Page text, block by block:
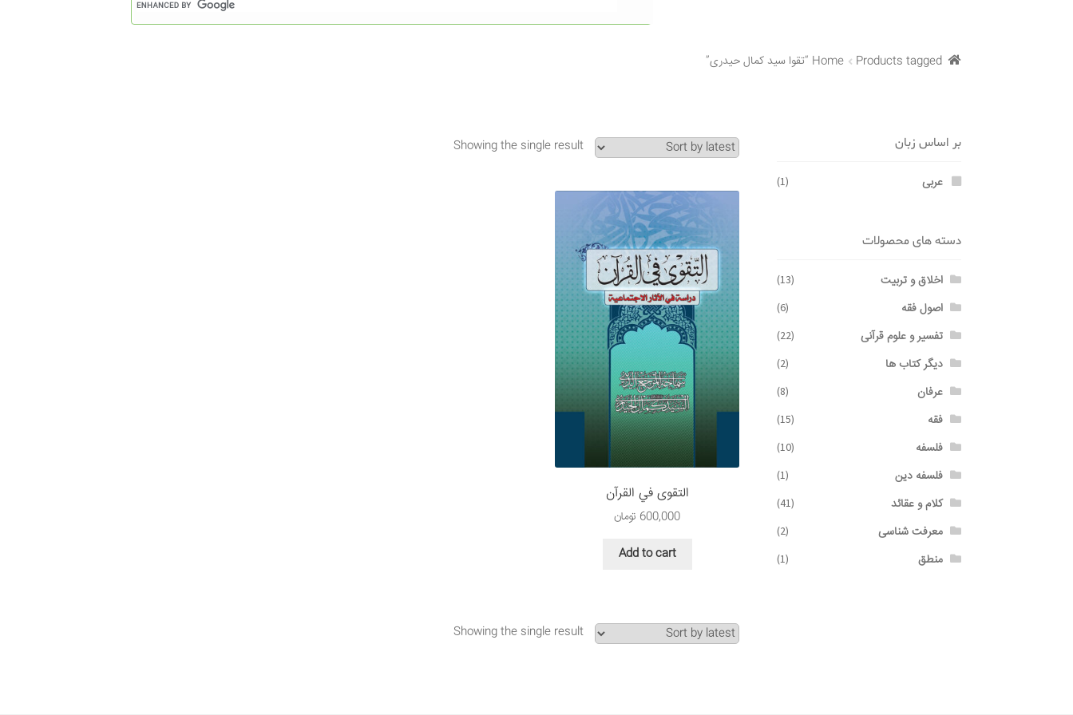
Home Products tagged “تقوا سید کمال حیدری”
Showing the single result
التقوى في القرآن
600,000 تومان
Add to cart
Showing the single result
بر اساس زبان
عربی (1)
دسته های محصولات
اخلاق و تربیت (13)
اصول فقه (6)
تفسیر و علوم قرآنی (22)
دیگر کتاب ها (2)
عرفان (8)
فقه (15)
فلسفه (10)
فلسفه دین (1)
کلام و عقائد (41)
معرفت شناسی (2)
منطق (1)